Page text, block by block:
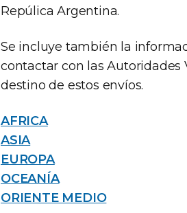
Repúlica Argentina.
Se incluye también la
contactar con las Autoridades
destino de estos envíos.
AFRICA
ASIA
EUROPA
OCEANÍA
ORIENTE MEDIO